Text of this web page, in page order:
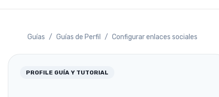
Guías / Guías de Perfil / Configurar enlaces sociales
PROFILE GUÍA Y TUTORIAL